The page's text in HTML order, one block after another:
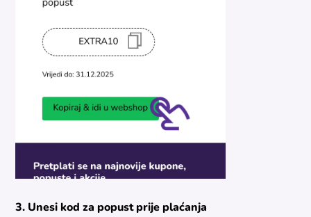
3. Unesi kod za popust prije plaćanja